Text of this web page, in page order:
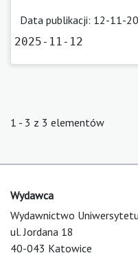
Data publikacji: 12-11-
2025-11-12
1 - 3 z 3 elementów
Wydawca
Wydawnictwo
ul. Jordana 18
40-043 Katowice